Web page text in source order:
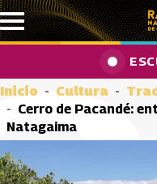
Pasar al contenido principal
Inicio Cultura
Cerro de Pacandé:
Natagaima